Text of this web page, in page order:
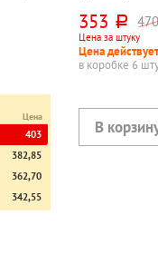
Цена
403
382,85
362,70
342,55
353 руб.
Цена за штуку
Цена
в коробке 6